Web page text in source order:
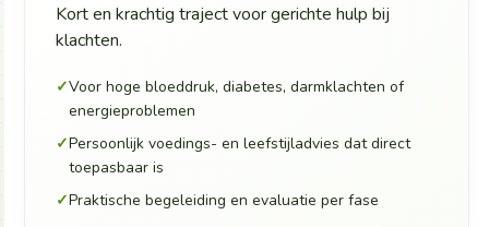
Kort en krachtig traject voor gerichte hulp bij
klachten.
✓Voor hoge bloeddruk, diabetes, darmklachten of
energieproblemen
✓Persoonlijk voedings- en leefstijladvies dat direct
toepasbaar is
✓Praktische begeleiding en evaluatie per fase